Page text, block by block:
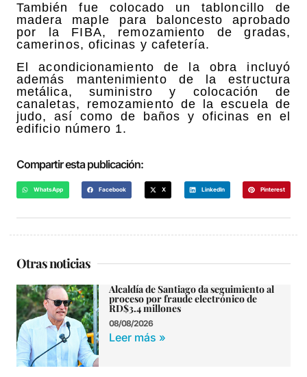
También fue colocado un tabloncillo de
madera maple para baloncesto aprobado
por la FIBA, remozamiento de gradas,
camerinos, oficinas y cafetería.
El acondicionamiento de la obra incluyó
además mantenimiento de la estructura
metálica, suministro y colocación de
canaletas, remozamiento de la escuela de
judo, así como de baños y oficinas en el
edificio número 1.
Compartir esta publicación:
WhatsApp Facebook X LinkedIn Pinterest
Otras noticias
Alcaldía de Santiago da seguimiento al
proceso por fraude electrónico de
RD$3.4 millones
08/08/2026
Leer más »